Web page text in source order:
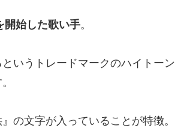
開始した歌い手。
いうトレードマークのハイトーン
の文字が入っていることが特徴。